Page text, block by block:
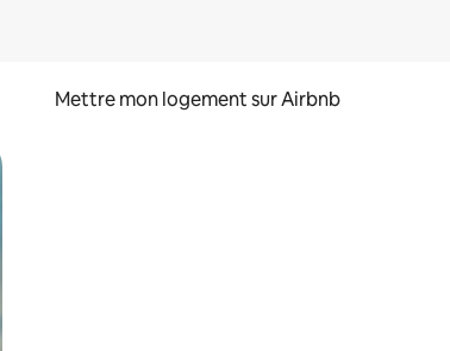
Mettre mon logement sur Airbnb